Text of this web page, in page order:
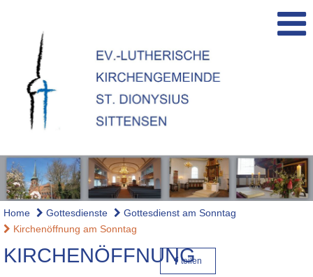
Home Gottesdienste
Gottesdienst am Sonntag
Kirchenöffnung am Sonntag
KIRCHENÖFFNUNG
teilen